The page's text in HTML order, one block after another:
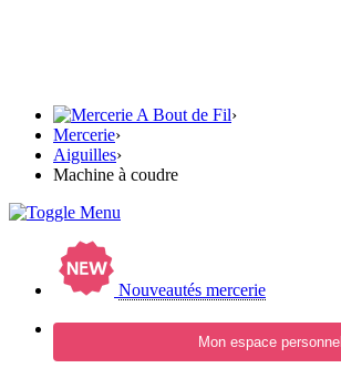
›
Mercerie›
Aiguilles›
Machine à coudre
Nouveautés mercerie
Mon espace personnel